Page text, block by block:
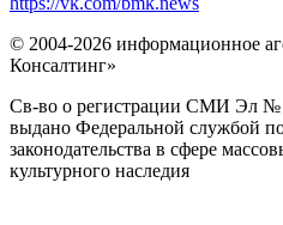
© 2004-2026 информационное
Консалтинг»
Св-во о регистрации СМИ Эл №
выдано Федеральной службой
законодательства в сфере
культурного наследия